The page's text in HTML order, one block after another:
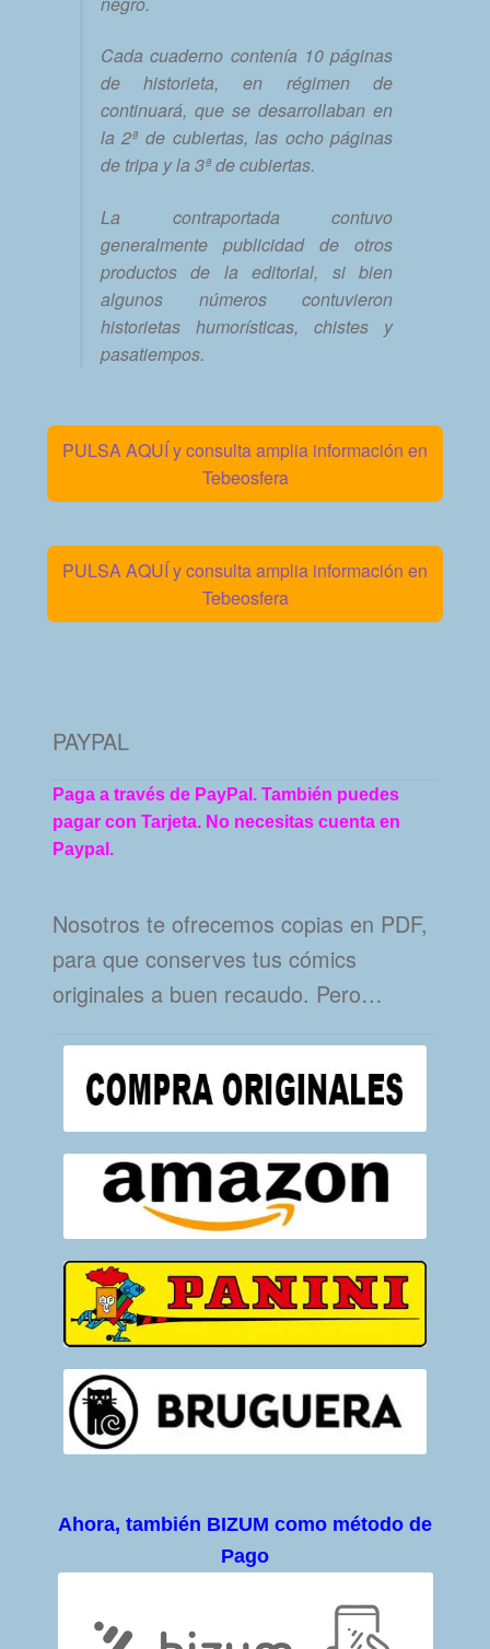
Cada cuaderno contenía 10 páginas
de historieta, en régimen de
continuará, que se desarrollaban en
la 2ª de cubiertas, las ocho páginas
de tripa y la 3ª de cubiertas.
La contraportada contuvo
generalmente publicidad de otros
productos de la editorial, si bien
algunos números contuvieron
historietas humorísticas, chistes y
pasatiempos.
PULSA AQUÍ y consulta amplia información en
Tebeosfera
PULSA AQUÍ y consulta amplia información en
Tebeosfera
PAYPAL
Paga a través de PayPal. También puedes
pagar con Tarjeta. No necesitas cuenta en
Paypal.
Nosotros te ofrecemos copias en PDF,
para que conserves tus cómics
originales a buen recaudo. Pero…
Ahora, también BIZUM como método de
Pago